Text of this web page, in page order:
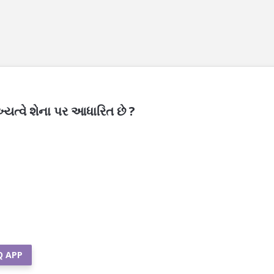
શેના પર આધારિત છે ?
APP